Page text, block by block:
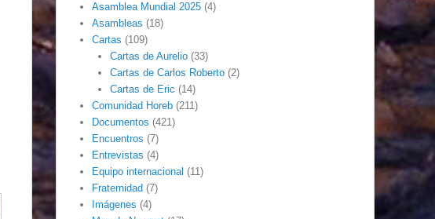
Asamblea Mundial 2025 (4)
Asambleas (18)
Cartas (109)
Cartas de Aurelio(33)
Cartas de Carlos Roberto(2)
Cartas de Eric (14)
Comunidad Horeb (211)
Documentos (421)
Encuentros (7)
Entrevistas (4)
Equipo internacional (11)
Fraternidad (7)
Imágenes (4)